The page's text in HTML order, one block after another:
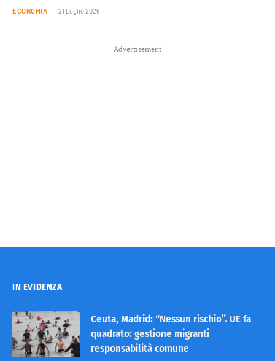
ECONOMIA 21 Luglio 2026
Advertisement
IN EVIDENZA
Ceuta, Madrid: “Nessun rischio”. UE fa
quadrato: gestione migranti
responsabilità comune